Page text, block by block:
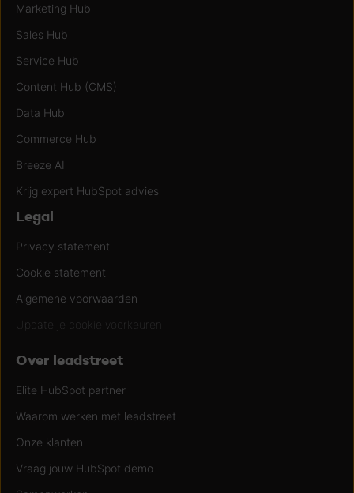
Marketing Hub
Sales Hub
Service Hub
Content Hub (CMS)
Data Hub
Commerce Hub
Breeze AI
Krijg expert HubSpot advies
Legal
Privacy statement
Cookie statement
Algemene voorwaarden
Update je cookie voorkeuren
Over leadstreet
Elite HubSpot partner
Waarom werken met leadstreet
Onze klanten
Vraag jouw HubSpot demo